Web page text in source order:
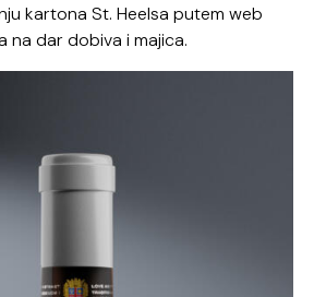
kartona St. Heelsa putem web
na dar dobiva i majica.